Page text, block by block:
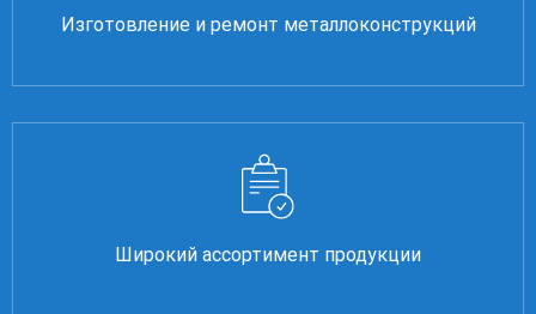
Изготовление и ремонт металлоконструкций
Широкий ассортимент продукции